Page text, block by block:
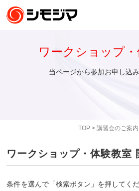
TOP> 講習会のご案内
ワークショップ
当ページから参加お申し込み
ワークショップ・体験教室
条件を選んで「検索ボタン」を押してく